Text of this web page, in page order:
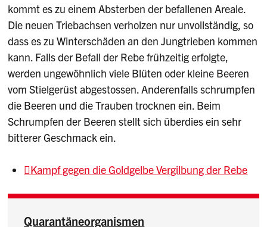
kommt es zu einem Absterben der befallenen Areale.
Die neuen Triebachsen verholzen nur unvollständig, so
dass es zu Winterschäden an den Jungtrieben kommen
kann. Falls der Befall der Rebe frühzeitig erfolgte,
werden ungewöhnlich viele Blüten oder kleine Beeren
vom Stielgerüst abgestossen. Anderenfalls schrumpfen
die Beeren und die Trauben trocknen ein. Beim
Schrumpfen der Beeren stellt sich überdies ein sehr
bitterer Geschmack ein.
Kampf gegen die Goldgelbe Vergilbung der Rebe
Quarantäneorganismen